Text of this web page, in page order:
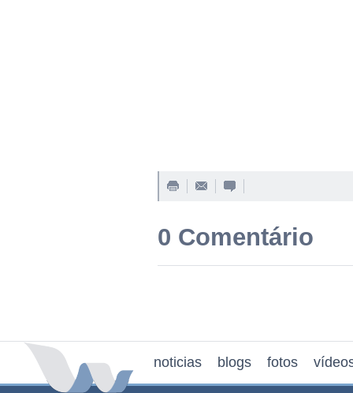
0 Comentário
noticias blogs fotos